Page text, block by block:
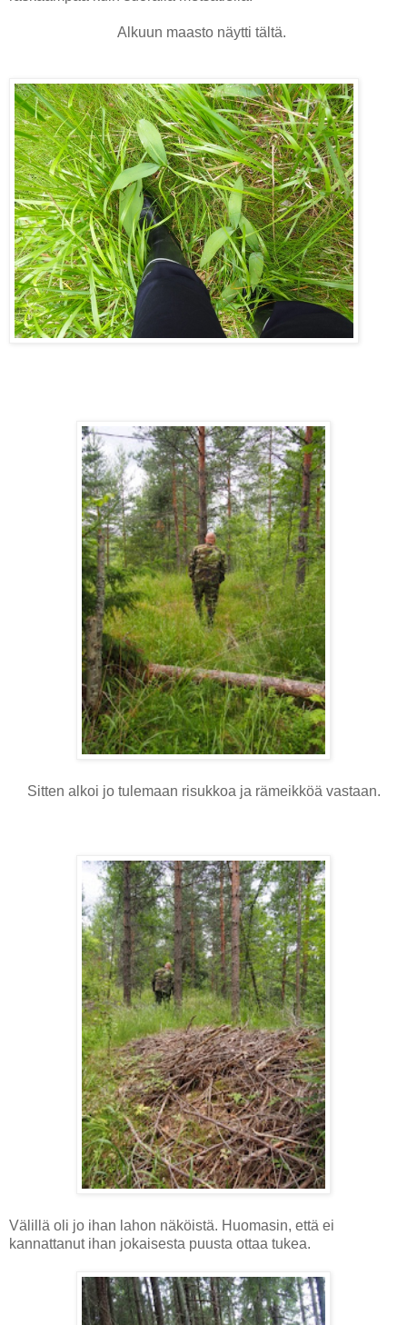
Alkuun maasto näytti tältä.
Sitten alkoi jo tulemaan risukkoa ja rämeikköä vastaan.
Välillä oli jo ihan lahon näköistä. Huomasin, että ei
kannattanut ihan jokaisesta puusta ottaa tukea.